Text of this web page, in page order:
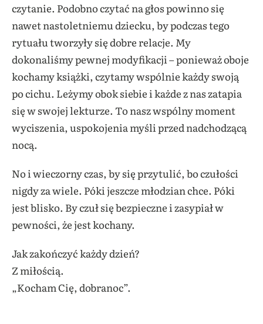
czytanie. Podobno czytać na głos powinno się
nawet nastoletniemu dziecku, by podczas tego
rytuału tworzyły się dobre relacje. My
dokonaliśmy pewnej modyfikacji – ponieważ oboje
kochamy książki, czytamy wspólnie każdy swoją
po cichu. Leżymy obok siebie i każde z nas zatapia
się w swojej lekturze. To nasz wspólny moment
wyciszenia, uspokojenia myśli przed nadchodzącą
nocą.
No i wieczorny czas, by się przytulić, bo czułości
nigdy za wiele. Póki jeszcze młodzian chce. Póki
jest blisko. By czuł się bezpieczne i zasypiał w
pewności, że jest kochany.
Jak zakończyć każdy dzień?
Z miłością.
„Kocham Cię, dobranoc”.